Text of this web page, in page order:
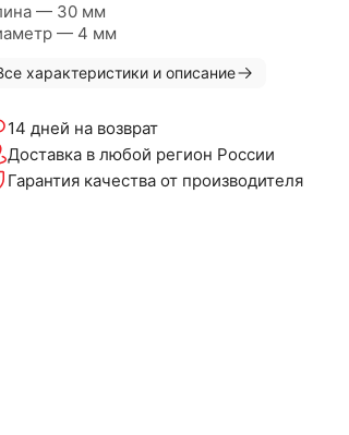
— 30 мм
— 4 мм
характеристики и описание
14 дней на возврат
Доставка в любой регион России
Гарантия качества от производителя